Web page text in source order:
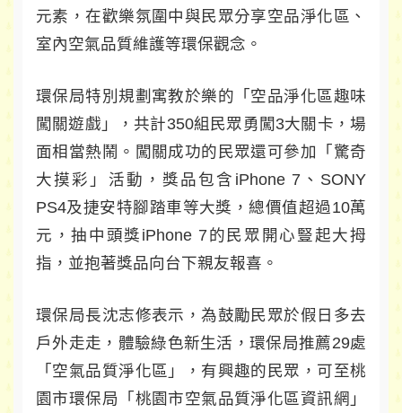
元素，在歡樂氛圍中與民眾分享空品淨化區、
室內空氣品質維護等環保觀念。
環保局特別規劃寓教於樂的「空品淨化區趣味
闖關遊戲」，共計350組民眾勇闖3大關卡，場
面相當熱鬧。闖關成功的民眾還可參加「驚奇
大摸彩」活動，獎品包含iPhone 7、SONY
PS4及捷安特腳踏車等大獎，總價值超過10萬
元，抽中頭獎iPhone 7的民眾開心豎起大拇
指，並抱著獎品向台下親友報喜。
環保局長沈志修表示，為鼓勵民眾於假日多去
戶外走走，體驗綠色新生活，環保局推薦29處
「空氣品質淨化區」，有興趣的民眾，可至桃
園市環保局「桃園市空氣品質淨化區資訊網」